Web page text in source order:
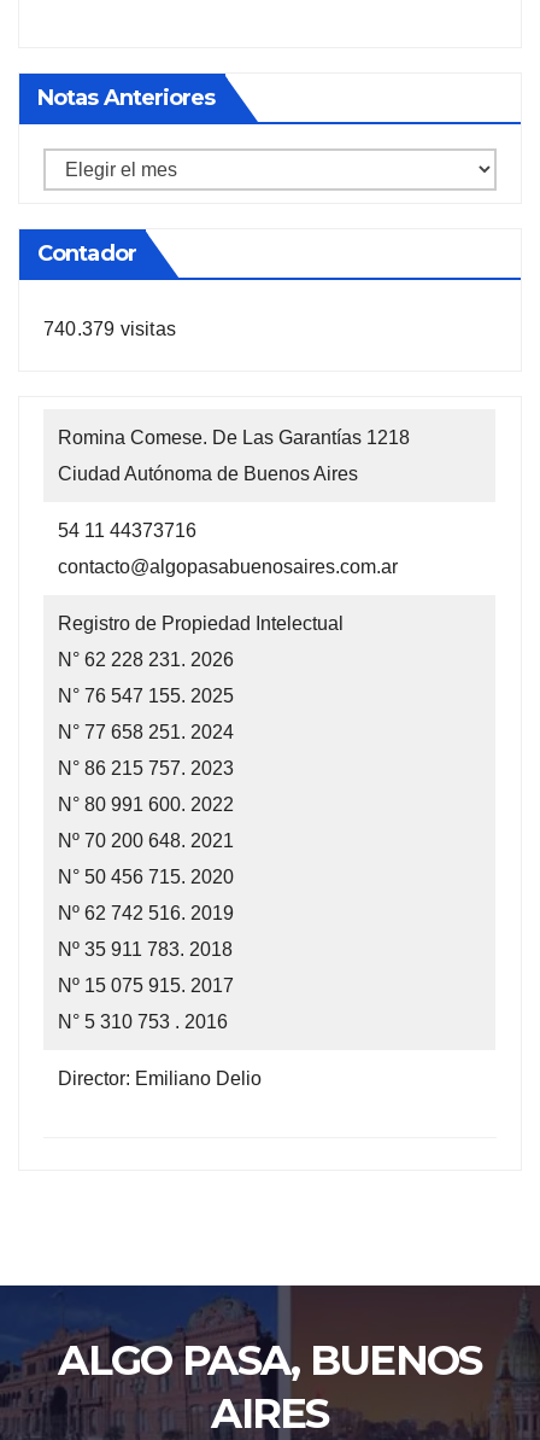
Notas Anteriores
Notas
Contador
740.379 visitas
Romina Comese. De Las Garantías 1218
Ciudad Autónoma de Buenos Aires
54 11 44373716
contacto@algopasabuenosaires.com.ar
Registro de Propiedad Intelectual
N° 62 228 231. 2026
N° 76 547 155. 2025
N° 77 658 251. 2024
N° 86 215 757. 2023
N° 80 991 600. 2022
Nº 70 200 648. 2021
N° 50 456 715. 2020
Nº 62 742 516. 2019
Nº 35 911 783. 2018
Nº 15 075 915. 2017
N° 5 310 753 . 2016
Director: Emiliano Delio
ALGO PASA, BUENOS
AIRES